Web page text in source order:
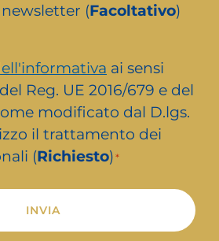
(Facoltativo)
ai sensi
Reg. UE 2016/679 e del
modificato dal D.lgs.
il trattamento dei
(Richiesto)*